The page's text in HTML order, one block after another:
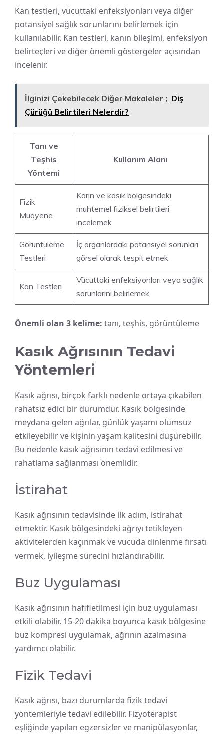
Kan testleri, vücuttaki enfeksiyonları veya diğer
potansiyel sağlık sorunlarını belirlemek için
kullanılabilir. Kan testleri, kanın bileşimi, enfeksiyon
belirteçleri ve diğer önemli göstergeler açısından
incelenir.
İlginizi Çekebilecek Diğer Makaleler ; Diş
Çürüğü Belirtileri Nelerdir?
Tanı ve
Teşhis
Yöntemi
Kullanım Alanı
Fizik
Muayene
Karın ve kasık bölgesindeki
muhtemel fiziksel belirtileri
incelemek
Görüntüleme
Testleri
İç organlardaki potansiyel sorunları
görsel olarak tespit etmek
Kan Testleri
Vücuttaki enfeksiyonları veya sağlık
sorunlarını belirlemek
Önemli olan 3 kelime: tanı, teşhis, görüntüleme
Kasık Ağrısının Tedavi
Yöntemleri
Kasık ağrısı, birçok farklı nedenle ortaya çıkabilen
rahatsız edici bir durumdur. Kasık bölgesinde
meydana gelen ağrılar, günlük yaşamı olumsuz
etkileyebilir ve kişinin yaşam kalitesini düşürebilir.
Bu nedenle kasık ağrısının tedavi edilmesi ve
rahatlama sağlanması önemlidir.
İstirahat
Kasık ağrısının tedavisinde ilk adım, istirahat
etmektir. Kasık bölgesindeki ağrıyı tetikleyen
aktivitelerden kaçınmak ve vücuda dinlenme fırsatı
vermek, iyileşme sürecini hızlandırabilir.
Buz Uygulaması
Kasık ağrısının hafifletilmesi için buz uygulaması
etkili olabilir. 15-20 dakika boyunca kasık bölgesine
buz kompresi uygulamak, ağrının azalmasına
yardımcı olabilir.
Fizik Tedavi
Kasık ağrısı, bazı durumlarda fizik tedavi
yöntemleriyle tedavi edilebilir. Fizyoterapist
eşliğinde yapılan egzersizler ve manipülasyonlar,